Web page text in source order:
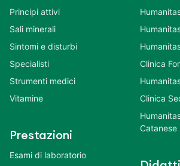
Principi attivi
Sali minerali
Sintomi e disturbi
Specialisti
Strumenti medici
Vitamine
Prestazioni
Esami di laboratorio
Clinica
Clinica
Catanese